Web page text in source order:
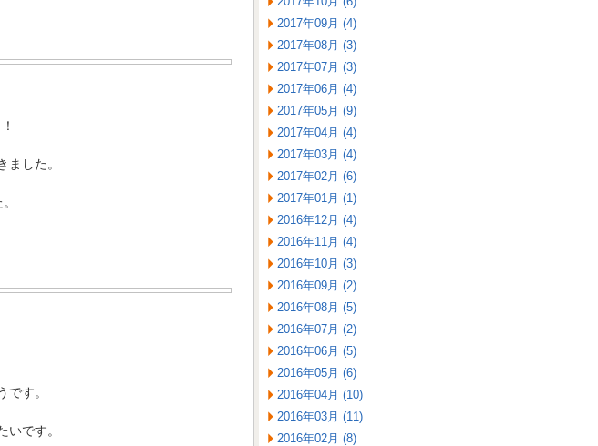
した。
す。
です。
2017年09月 (4)
2017年08月 (3)
2017年07月 (3)
2017年06月 (4)
2017年05月 (9)
2017年04月 (4)
2017年03月 (4)
2017年02月 (6)
2017年01月 (1)
2016年12月 (4)
2016年11月 (4)
2016年10月 (3)
2016年09月 (2)
2016年08月 (5)
2016年07月 (2)
2016年06月 (5)
2016年05月 (6)
2016年04月 (10)
2016年03月 (11)
2016年02月 (8)